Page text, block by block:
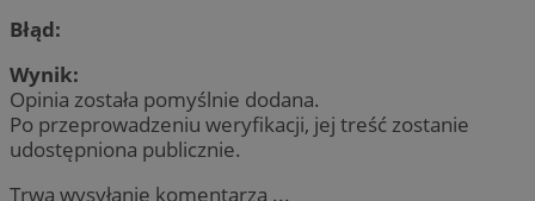
Błąd:
Wynik:
Opinia została pomyślnie dodana.
Po przeprowadzeniu weryfikacji, jej treść zostanie
udostępniona publicznie.
Trwa wysyłanie komentarza ...